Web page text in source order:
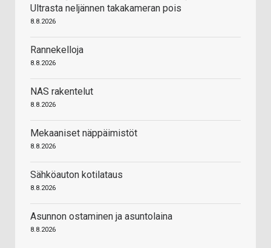
Ultrasta neljännen takakameran pois
8.8.2026
Rannekelloja
8.8.2026
NAS rakentelut
8.8.2026
Mekaaniset näppäimistöt
8.8.2026
Sähköauton kotilataus
8.8.2026
Asunnon ostaminen ja asuntolaina
8.8.2026